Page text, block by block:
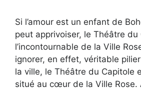
Si l’amour est un enfant de
peut apprivoiser, le Théâtre du
l’incontournable de la Ville
ignorer, en effet, véritable
la ville, le Théâtre du Capitole
situé au cœur de la Ville Rose.